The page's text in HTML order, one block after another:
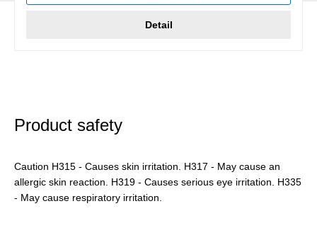
Detail
Product safety
Caution H315 - Causes skin irritation. H317 - May cause an
allergic skin reaction. H319 - Causes serious eye irritation. H335
- May cause respiratory irritation.